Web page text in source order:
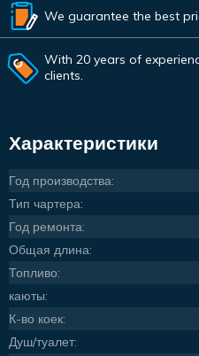
We guarantee the best
With 20 years of
clients.
Характеристики
Год производства:
Тип чартера:
Год ремонта:
Общая длина:
Топливо:
каюты:
К-во коек:
Душ/туалет: